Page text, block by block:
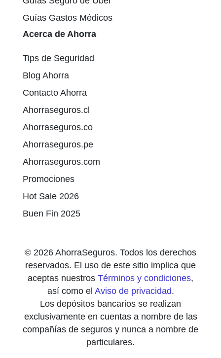
Guías Gastos Médicos
Acerca de Ahorra
Tips de Seguridad
Blog Ahorra
Contacto Ahorra
Ahorraseguros.cl
Ahorraseguros.co
Ahorraseguros.pe
Ahorraseguros.com
Promociones
Hot Sale 2026
Buen Fin 2025
© 2026 AhorraSeguros. Todos los derechos
reservados. El uso de este sitio implica que
aceptas nuestros Términos y condiciones,
así como el Aviso de privacidad.
Los depósitos bancarios se realizan
exclusivamente en cuentas a nombre de las
compañías de seguros y nunca a nombre de
particulares.